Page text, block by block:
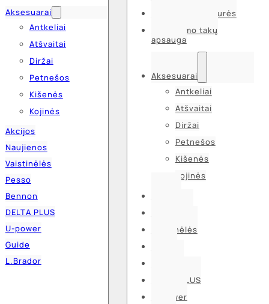
Aksesuarai
Antkeliai
Atšvaitai
Diržai
Petnešos
Kišenės
Kojinės
Akcijos
Naujienos
Vaistinėlės
Pesso
Bennon
DELTA PLUS
U-power
Guide
L.Brador
Pošalmiai ir kepurės
Kvėpavimo takų
apsauga
Aksesuarai
Antkeliai
Atšvaitai
Diržai
Petnešos
Kišenės
Kojinės
Vaistinėlės
DELTA PLUS
U-power